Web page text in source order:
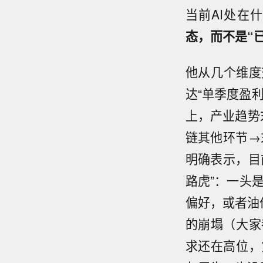
当前AI处在
态，而不是“
他从几个维
达“单季度盈
上，产业趋
链其他环节→
明确表示，
路虎”：一头
偏好，或者
的崩塌（大
求还在高位